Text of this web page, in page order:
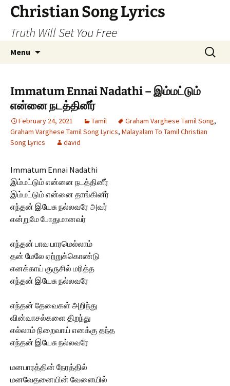
Skip
content
Christian Song Lyrics
Truth Will Set You Free
Menu
Search
for:
Immatum Ennai Nadathi – இம்மட்டும்
என்னை நடத்தினீர்
February 24, 2021 Tamil Graham Varghese Tamil Song,
Graham Varghese Tamil Song Lyrics, Malayalam To Tamil Christian
Song Lyrics
david
Immatum Ennai Nadathi
இம்மட்டும் என்னை நடத்தினீர்
இம்மட்டும் என்னை தாங்கினீர்
எந்தன் இயேசு நல்லவரே அவர்
என்றுமே போதுமானவர்
எந்தன் பாவ பாரமெல்லாம்
தன் மேலே ஏற்றுக்கொண்டு
எனக்காய் குருசில் மரித்த
எந்தன் இயேசு நல்லவரே
எந்தன் தேவைகள் அறிந்து
வின்வாசல்களை திறந்து
எல்லாம் நிறைவாய் எனக்கு தந்த
எந்தன் இயேசு நல்லவரே
மனபாரத்தின் நேரத்தில்
மனவேதனையின் வேளையில்